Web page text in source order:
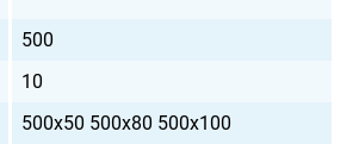
500
10
500х50 500х80 500х100